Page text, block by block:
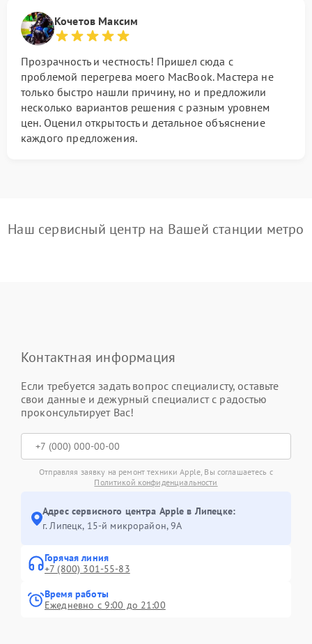
Кочетов Максим
Прозрачность и честность! Пришел сюда с
проблемой перегрева моего MacBook. Мастера не
только быстро нашли причину, но и предложили
несколько вариантов решения с разным уровнем
цен. Оценил открытость и детальное объяснение
каждого предложения.
Наш сервисный центр на Вашей станции метро
Контактная информация
Если требуется задать вопрос специалисту, оставьте
свои данные и дежурный специалист с радостью
проконсультирует Вас!
Отправляя заявку на ремонт техники Apple, Вы соглашаетесь с
Политикой конфиденциальности
Адрес сервисного центра Apple в Липецке:
г. Липецк, 15-й микрорайон, 9А
Горячая линия
+7 (800) 301-55-83
Время работы
Ежедневно с 9:00 до 21:00